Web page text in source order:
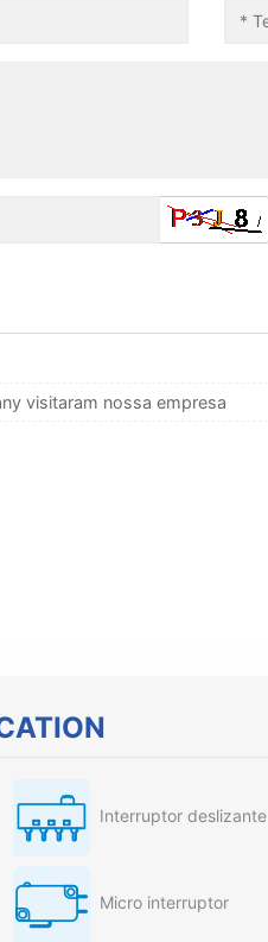
visitaram nossa empresa
Interruptor deslizante
Micro interruptor